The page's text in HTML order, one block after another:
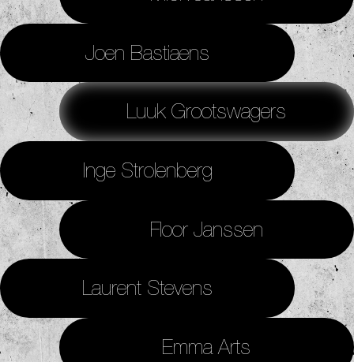
Joen Bastiaens
Luuk Grootswagers
Inge Strolenberg
Floor Janssen
Laurent Stevens
Emma Arts